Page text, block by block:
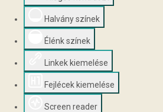
Halvány színek
Élénk színek
Linkek kiemelése
Fejlécek kiemelése
Screen reader